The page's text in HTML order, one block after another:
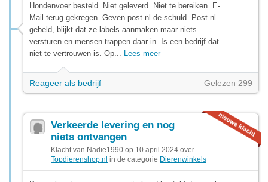
Hondenvoer besteld. Niet geleverd. Niet te bereiken. E-
Mail terug gekregen. Geven post nl de schuld. Post nl
gebeld, blijkt dat ze labels aanmaken maar niets
versturen en mensen trappen daar in. Is een bedrijf dat
niet te vertrouwen is. Op... Lees meer
Reageer als bedrijf Gelezen 299
Verkeerde levering en nog
niets ontvangen
Klacht van Nadie1990 op 10 april 2024 over
Topdierenshop.nl in de categorie Dierenwinkels